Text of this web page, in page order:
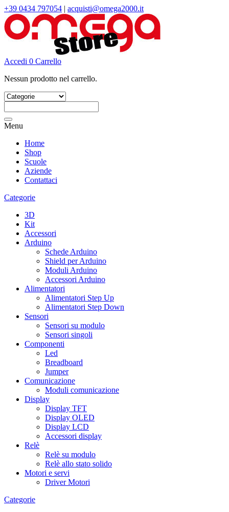
+39 0434 797054 | acquisti@omega2000.it
Accedi 0 Carrello
Nessun prodotto nel carrello.
Menu
Home
Shop
Scuole
Aziende
Contattaci
Categorie
3D
Kit
Accessori
Arduino
Schede Arduino
Shield per Arduino
Moduli Arduino
Accessori Arduino
Alimentatori
Alimentatori Step Up
Alimentatori Step Down
Sensori
Sensori su modulo
Sensori singoli
Componenti
Led
Breadboard
Jumper
Comunicazione
Moduli comunicazione
Display
Display TFT
Display OLED
Display LCD
Accessori display
Relè
Relè su modulo
Relè allo stato solido
Motori e servi
Driver Motori
Categorie